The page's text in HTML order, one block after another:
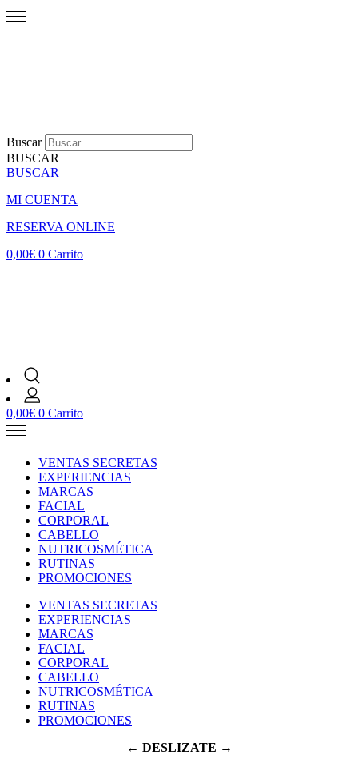
Buscar
BUSCAR
BUSCAR
MI CUENTA
RESERVA ONLINE
0,00€ 0 Carrito
0,00€ 0 Carrito
VENTAS SECRETAS
EXPERIENCIAS
MARCAS
FACIAL
CORPORAL
CABELLO
NUTRICOSMÉTICA
RUTINAS
PROMOCIONES
VENTAS SECRETAS
EXPERIENCIAS
MARCAS
FACIAL
CORPORAL
CABELLO
NUTRICOSMÉTICA
RUTINAS
PROMOCIONES
← DESLIZATE →